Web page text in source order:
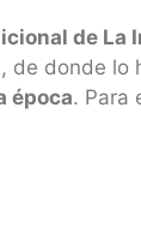
de La
, de donde lo
época. Para